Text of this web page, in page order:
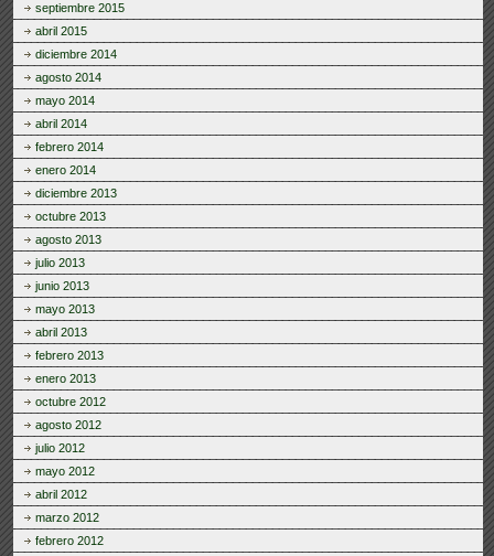
septiembre 2015
abril 2015
diciembre 2014
agosto 2014
mayo 2014
abril 2014
febrero 2014
enero 2014
diciembre 2013
octubre 2013
agosto 2013
julio 2013
junio 2013
mayo 2013
abril 2013
febrero 2013
enero 2013
octubre 2012
agosto 2012
julio 2012
mayo 2012
abril 2012
marzo 2012
febrero 2012